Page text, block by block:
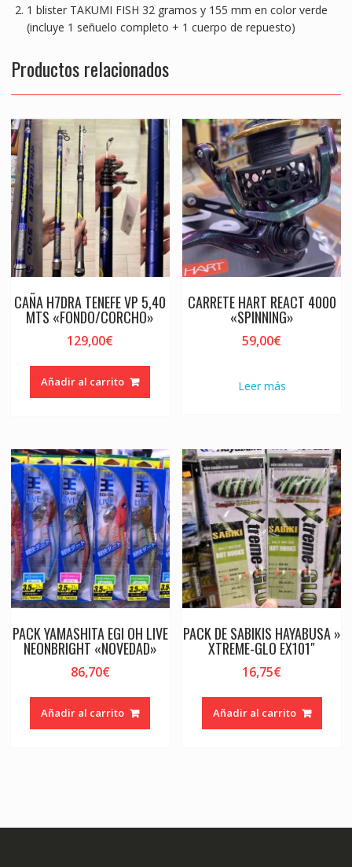
1 blister TAKUMI FISH 32 gramos y 155 mm en color verde
(incluye 1 señuelo completo + 1 cuerpo de repuesto)
Productos relacionados
CAÑA H7DRA TENEFE VP 5,40
MTS «FONDO/CORCHO»
129,00€
Añadir al carrito
CARRETE HART REACT 4000
«SPINNING»
59,00€
Leer más
PACK YAMASHITA EGI OH LIVE
NEONBRIGHT «NOVEDAD»
86,70€
Añadir al carrito
PACK DE SABIKIS HAYABUSA »
XTREME-GLO EX101″
16,75€
Añadir al carrito